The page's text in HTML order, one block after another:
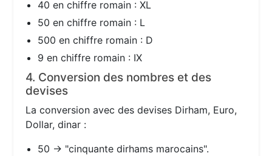
40 en chiffre romain : XL
50 en chiffre romain : L
500 en chiffre romain : D
9 en chiffre romain : IX
4. Conversion des nombres et des
devises
La conversion avec des devises Dirham, Euro,
Dollar, dinar :
50 → "cinquante dirhams marocains".